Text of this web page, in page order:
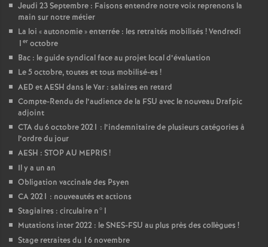
Jeudi 23 Septembre : Faisons entendre notre voix reprenons la
main sur notre métier
La loi «autonomie» enterrée : les retraités mobilisés ! Vendredi
1 er octobre
Bac : le guide syndical face au projet local d’évaluation
Le 5 octobre, toutes et tous mobilisé-es !
AED et AESH dans le Var : salaires en retard
Compte-Rendu de l’audience de la FSU avec le nouveau Drafpic
adjoint
CTA du 6 octobre 2021 : l’indemnitaire de plusieurs catégories à
l’ordre du jour
AESH : STOP AU MEPRIS!
Il y a un an
Obligation vaccinale des Psyen
CA 2021 : nouveautés et actions
Stagiaires : circulaire n°1
Mutations inter 2022 : le SNES-FSU au plus près des collègues !
Stage retraites du 16 novembre